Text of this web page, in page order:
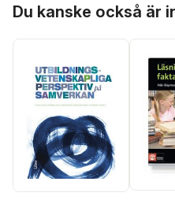
matematiksvårighet
Du kanske också är